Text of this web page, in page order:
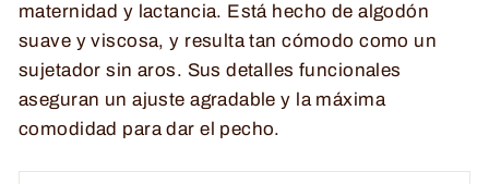
maternidad y lactancia. Está hecho de algodón
suave y viscosa, y resulta tan cómodo como un
sujetador sin aros. Sus detalles funcionales
aseguran un ajuste agradable y la máxima
comodidad para dar el pecho.